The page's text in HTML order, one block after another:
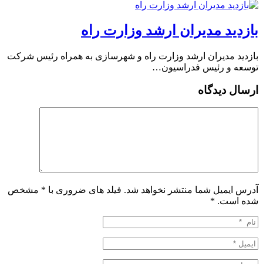
بازدید مدیران ارشد وزارت راه
بازدید مدیران ارشد وزارت راه و شهرسازی به همراه رئیس شرکت
توسعه و رئیس فدراسیون…
ارسال دیدگاه
آدرس ایمیل شما منتشر نخواهد شد. فیلد های ضروری با * مشخص
شده است. *